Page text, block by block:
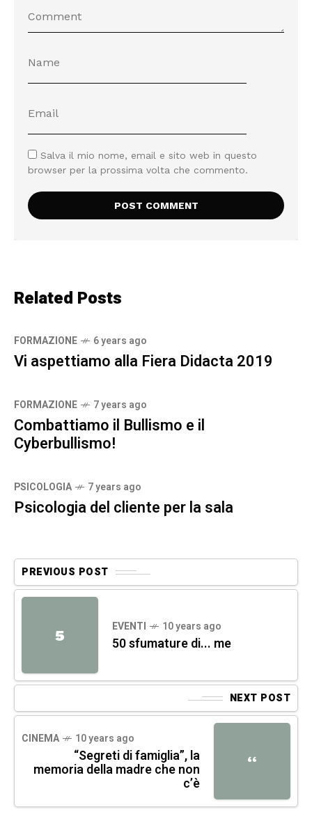
Salva il mio nome, email e sito web in questo
browser per la prossima volta che commento.
Related Posts
FORMAZIONE 6 years ago
Vi aspettiamo alla Fiera Didacta 2019
FORMAZIONE 7 years ago
Combattiamo il Bullismo e il
Cyberbullismo!
PSICOLOGIA 7 years ago
Psicologia del cliente per la sala
PREVIOUS POST
5 EVENTI 10 years ago
50 sfumature di... me
NEXT POST
“
CINEMA 10 years ago
“Segreti di famiglia”, la
memoria della madre che non
c’è